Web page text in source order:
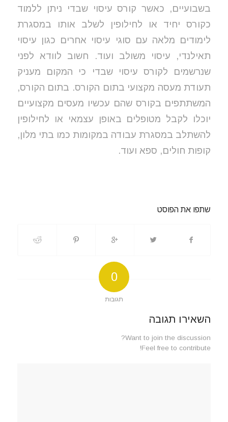
בשבועיים, כאשר קורס עיסוי שבדי ניתן ללמוד
כקורס יחיד או לחילופין לשלב אותו במסגרת
לימודים מלאה עם סוגי עיסוי אחרים כגון עיסוי
תאילנדי, עיסוי משולב ועוד. חשוב לוודא לפני
שנרשמים לקורס עיסוי שבדי כי המקום מעניק
תעודת מעסה מקצועי בתום הקורס. בתום הקורס,
המשתתפים בקורס שהם עכשיו מעסים מקצועיים
יוכלו לקבל מטופלים באופן עצמאי או לחילופין
להשתלב במסגרת עבודה במקומות כמו בתי מלון,
קופות חולים, ספא ועוד.
שתפו את הפוסט
0
תגובות
השאירו תגובה
Want to join the discussion?
Feel free to contribute!